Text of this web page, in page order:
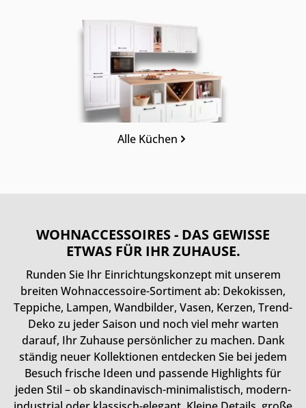
Kategoriegalerie überspringen
Alle Küchen
WOHNACCESSOIRES - DAS GEWISSE
ETWAS FÜR IHR ZUHAUSE.
Runden Sie Ihr Einrichtungskonzept mit unserem
breiten Wohnaccessoire-Sortiment ab: Dekokissen,
Teppiche, Lampen, Wandbilder, Vasen, Kerzen, Trend-
Deko zu jeder Saison und noch viel mehr warten
darauf, Ihr Zuhause persönlicher zu machen. Dank
ständig neuer Kollektionen entdecken Sie bei jedem
Besuch frische Ideen und passende Highlights für
jeden Stil – ob skandinavisch-minimalistisch, modern-